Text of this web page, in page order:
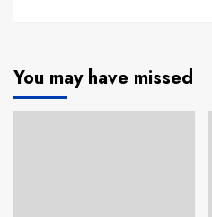
You may have missed